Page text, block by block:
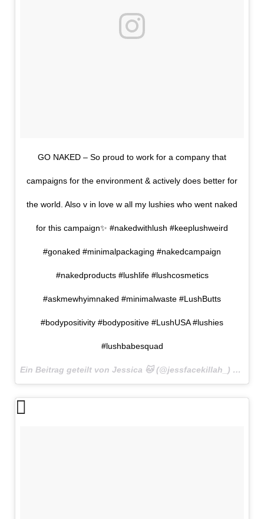
GO NAKED – So proud to work for a company that
campaigns for the environment & actively does better for
the world. Also v in love w all my lushies who went naked
for this campaign✨ #nakedwithlush #keeplushweird
#gonaked #minimalpackaging #nakedcampaign
#nakedproducts #lushlife #lushcosmetics
#askmewhyimnaked #minimalwaste #LushButts
#bodypositivity #bodypositive #LushUSA #lushies
#lushbabesquad
Ein Beitrag geteilt von Jessica 🐱 (@jessfacekillah_) am